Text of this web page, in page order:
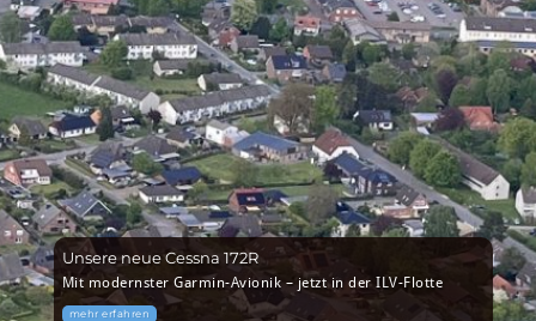
Unsere neue Cessna 172R
Mit modernster Garmin-Avionik – jetzt in der ILV-Flotte
mehr erfahren